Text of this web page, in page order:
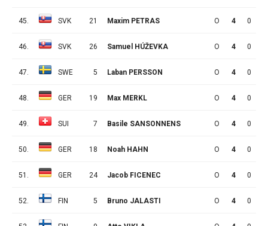
45. SVK 21 Maxim PETRAS O 4 0
46. SVK 26 Samuel HÚŽEVKA O 4 0
47. SWE 5 Laban PERSSON O 4 0
48. GER 19 Max MERKL O 4 0
49. SUI 7 Basile SANSONNENS O 4 0
50. GER 18 Noah HAHN O 4 0
51. GER 24 Jacob FICENEC O 4 0
52. FIN 5 Bruno JALASTI O 4 0